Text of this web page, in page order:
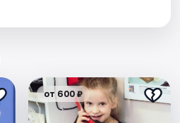
от 600 ₽